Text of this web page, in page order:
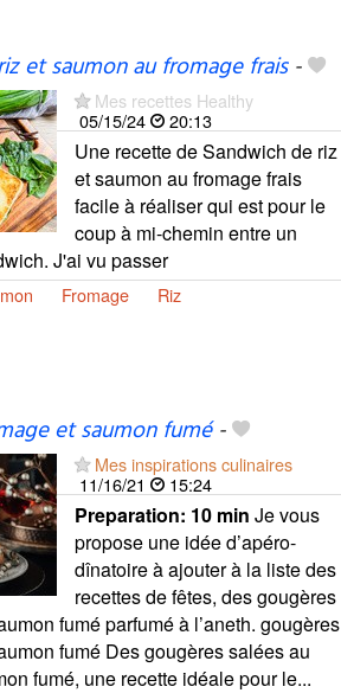
et saumon au fromage frais-
Mes recettes Healthy
05/15/24
20:13
Une recette de Sandwich de riz
et saumon au fromage frais
facile à réaliser qui est pour le
coup à mi-chemin entre un
J'ai vu passer
Fromage Riz
et saumon fumé-
Mes inspirations culinaires
11/16/21
15:24
Preparation: 10 min Je vous
propose une idée d’apéro-
dînatoire à ajouter à la liste des
recettes de fêtes, des gougères
fumé parfumé à l’aneth. gougères
fumé Des gougères salées au
fumé, une recette idéale pour le...